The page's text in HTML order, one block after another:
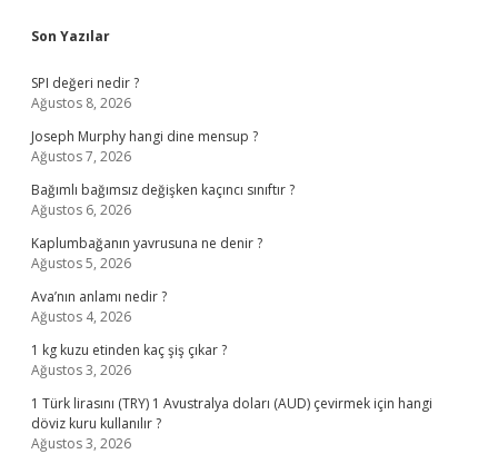
Sidebar
Son Yazılar
SPI değeri nedir ?
Ağustos 8, 2026
Joseph Murphy hangi dine mensup ?
Ağustos 7, 2026
Bağımlı bağımsız değişken kaçıncı sınıftır ?
Ağustos 6, 2026
Kaplumbağanın yavrusuna ne denir ?
Ağustos 5, 2026
Ava’nın anlamı nedir ?
Ağustos 4, 2026
1 kg kuzu etinden kaç şiş çıkar ?
Ağustos 3, 2026
1 Türk lirasını (TRY) 1 Avustralya doları (AUD) çevirmek için hangi
döviz kuru kullanılır ?
Ağustos 3, 2026